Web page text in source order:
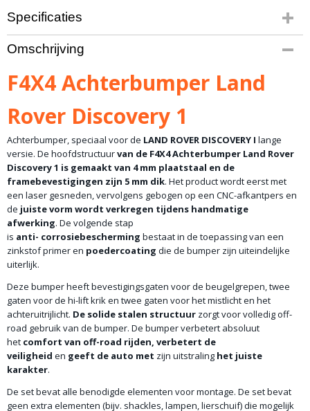
Specificaties
Productcode
10-1349
Bruto gewicht
75,00 Kg
Omschrijving
F4X4 Achterbumper Land
Rover Discovery 1
Achterbumper, speciaal voor de LAND ROVER DISCOVERY I lange
versie. De hoofdstructuurvan de F4X4 Achterbumper Land Rover
Discovery 1 is gemaakt van 4 mm plaatstaal en de
framebevestigingen zijn 5 mm dik. Het product wordt eerst met
een laser gesneden, vervolgens gebogen op een CNC-afkantpers en
de juiste vorm wordt verkregen tijdens handmatige
afwerking. De volgende stap
is anti- corrosiebescherming bestaat in de toepassing van een
zinkstof primer en poedercoating die de bumper zijn uiteindelijke
uiterlijk.
Deze bumper heeft bevestigingsgaten voor de beugelgrepen, twee
gaten voor de hi-lift krik en twee gaten voor het mistlicht en het
achteruitrijlicht. De solide stalen structuur zorgt voor volledig off-
road gebruik van de bumper. De bumper verbetert absoluut
het comfort van off-road rijden, verbetert de
veiligheid en geeft de auto met zijn uitstraling het juiste
karakter.
De set bevat alle benodigde elementen voor montage. De set bevat
geen extra elementen (bijv. shackles, lampen, lierschuif) die mogelijk